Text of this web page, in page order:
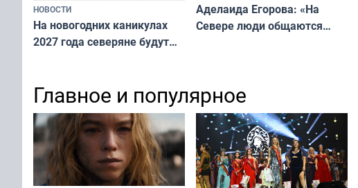
НОВОСТИ
На новогодних каникулах
2027 года северяне будут
Аделаида Егорова: «На
Севере люди общаются
Главное и популярное